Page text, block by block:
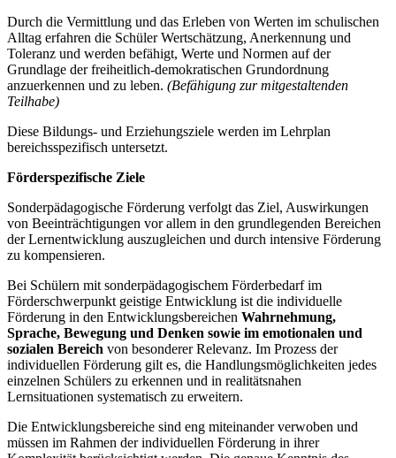
Durch die Vermittlung und das Erleben von Werten im schulischen
Alltag erfahren die Schüler Wertschätzung, Anerkennung und
Toleranz und werden befähigt, Werte und Normen auf der
Grundlage der freiheitlich-demokratischen Grundordnung
anzuerkennen und zu leben. (Befähigung zur mitgestaltenden
Teilhabe)
Diese Bildungs- und Erziehungsziele werden im Lehrplan
bereichsspezifisch untersetzt.
Förderspezifische Ziele
Sonderpädagogische Förderung verfolgt das Ziel, Auswirkungen
von Beeinträchtigungen vor allem in den grundlegenden Bereichen
der Lernentwicklung auszugleichen und durch intensive Förderung
zu kompensieren.
Bei Schülern mit sonderpädagogischem Förderbedarf im
Förderschwerpunkt geistige Entwicklung ist die individuelle
Förderung in den Entwicklungsbereichen Wahrnehmung,
Sprache, Bewegung und Denken sowie im emotionalen und
sozialen Bereich von besonderer Relevanz. Im Prozess der
individuellen Förderung gilt es, die Handlungsmöglichkeiten jedes
einzelnen Schülers zu erkennen und in realitätsnahen
Lernsituationen systematisch zu erweitern.
Die Entwicklungsbereiche sind eng miteinander verwoben und
müssen im Rahmen der individuellen Förderung in ihrer